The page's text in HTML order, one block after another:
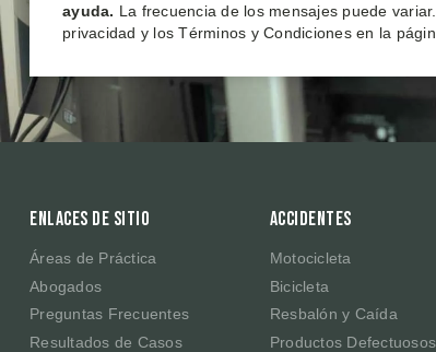
ayuda. La frecuencia de los mensajes puede
privacidad y los Términos y Condiciones en la
Enlaces de sitio
Áreas de Práctica
Abogados
Preguntas Frecuentes
Resultados de Casos
Accidentes
Motocicleta
Bicicleta
Resbalón y Caída
Productos